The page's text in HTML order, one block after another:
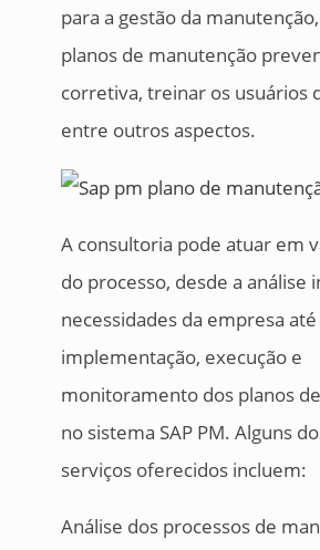
para a gestão da
planos de manutenção
corretiva, treinar os usuários
entre outros aspectos.
A consultoria pode atuar em
do processo, desde a análise
necessidades da empresa até
implementação, execução e
monitoramento dos planos
no sistema SAP PM. Alguns
serviços oferecidos incluem:
Análise dos processos de